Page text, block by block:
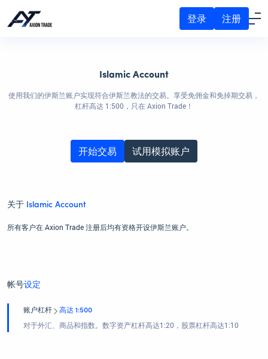
登录 注册
Islamic Account
使用我们的伊斯兰账户实现符合伊斯兰教法的交易。享受免佣金和免掉期交易，
杠杆高达 1:500，只在 Axion Trade！
开始交易 试用模拟账户
关于 Islamic Account
所有客户在 Axion Trade 注册后均有资格开设伊斯兰账户。
帐号设定
账户杠杆 高达 1:500
对于外汇、商品和指数。数字资产杠杆高达1:20，股票杠杆高达1:10